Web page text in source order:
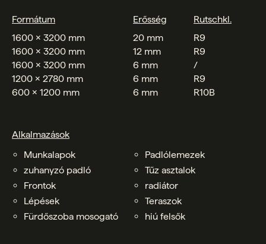
Formátum Erősség
Rutschkl.
1600 x 3200 mm
20 mm
R9
1600 x 3200 mm
12 mm
R9
1600 x 3200 mm
6 mm
/
1200 x 2780 mm
6 mm
R9
600 x 1200 mm
6 mm R10B
Alkalmazások
Munkalapok
Padlólemezek
zuhanyzó padló
Tűz asztalok
Frontok
radiátor
Lépések
Teraszok
Fürdőszoba mosogató
hiú felsők